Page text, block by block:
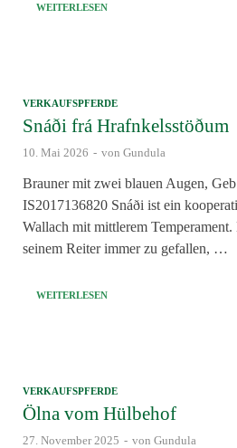
WEITERLESEN
VERKAUFSPFERDE
Snáði frá Hrafnkelsstöðum
10. Mai 2026 - von Gundula
Brauner mit zwei blauen Augen,
IS2017136820 Snáði ist ein
Wallach mit mittlerem Temperament.
seinem Reiter immer zu gefallen, …
WEITERLESEN
VERKAUFSPFERDE
Ölna vom Hülbehof
27. November 2025 - von Gundula